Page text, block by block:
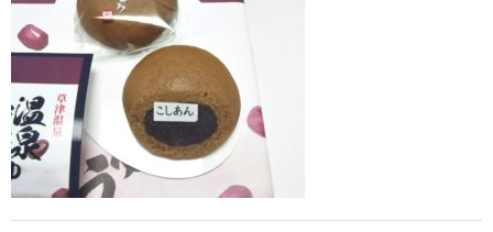
ご当地シリーズ
草津産熊笹
その他
キャラクター
ゆもみちゃん